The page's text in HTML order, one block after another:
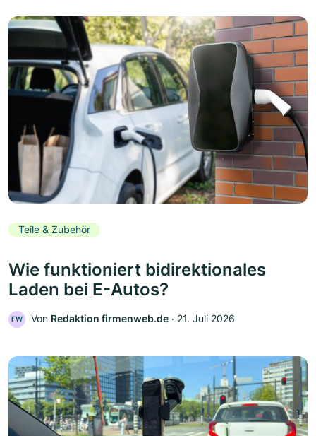
Teile & Zubehör
Wie funktioniert bidirektionales
Laden bei E-Autos?
FW Von Redaktion firmenweb.de ‧ 21. Juli 2026